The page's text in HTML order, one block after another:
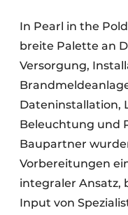
In Pearl in the
breite Palette an
Versorgung,
Dateninstallation,
Beleuchtung und
Baupartner
Vorbereitungen
integraler Ansatz,
Input von